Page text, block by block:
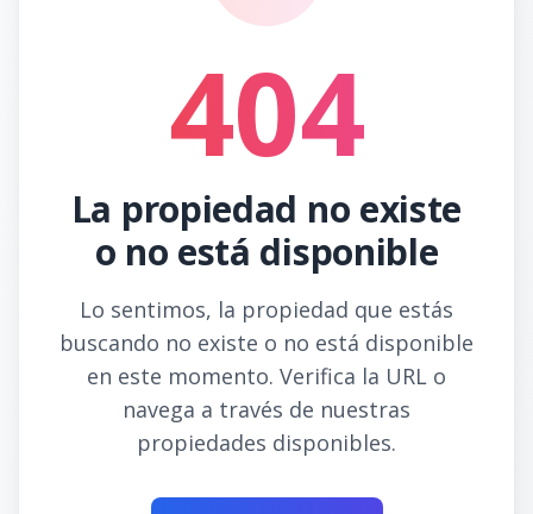
404
La propiedad no existe
o no está disponible
Lo sentimos, la propiedad que estás
buscando no existe o no está disponible
en este momento. Verifica la URL o
navega a través de nuestras
propiedades disponibles.